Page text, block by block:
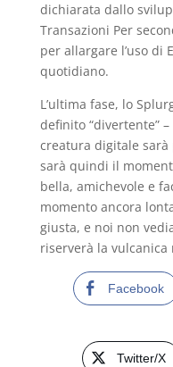
dichiarata dallo
Transazioni Per
per allargare l’uso di
quotidiano.
L’ultima fase, lo
definito “divertente”
creatura digitale
sarà quindi il
bella, amichevole e
momento ancora
giusta, e noi non
riserverà la
Facebook
Twitter/X